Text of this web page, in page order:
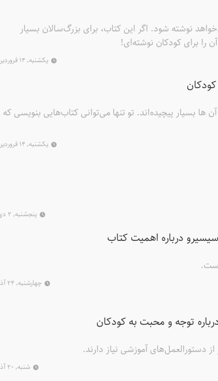
نوشته شود. اگر این کتاب، برای بزرگ‌سالان بسیار
را برای کودکان نوشته‌ای!
یکشنبه, ۱۴ فروردین
ها بسیار پیچیده‌اند. تو تنها می‌توانی کتاب‌هایی بنویسی که
یکشنبه, ۱۴ فروردین
پنجشنبه, ۲ دی
درباره اهمیت کتاب
چهارشنبه, ۲۴ آذر
توجه و محبت به کودکان
دستورالعمل‌های آموزشی نیاز دارند.
شنبه, ۲۰ آذر